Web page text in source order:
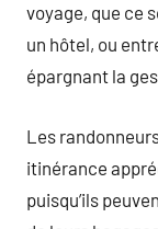
voyage, que ce
un hôtel, ou
épargnant la
Les
itinérance
puisqu’ils